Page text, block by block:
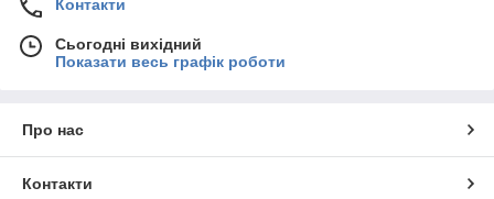
Контакти
Сьогодні вихідний
Показати весь графік роботи
Про нас
Контакти